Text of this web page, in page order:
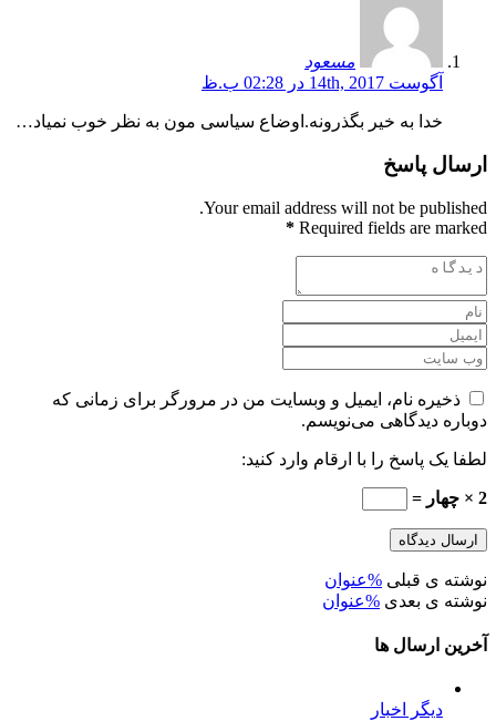
مسعود
آگوست 14th, 2017 در 02:28 ب.ظ
خدا به خیر بگذرونه.اوضاع سیاسی مون به نظر خوب نمیاد…
ارسال پاسخ
Your email address will not be published.
Required fields are marked
*
ذخیره نام، ایمیل و وبسایت من در مرورگر برای زمانی که
دوباره دیدگاهی می‌نویسم.
لطفا یک پاسخ را با ارقام وارد کنید:
2 × چهار =
نوشته ی قبلی %عنوان
نوشته ی بعدی %عنوان
آخرین ارسال ها
دیگر اخبار